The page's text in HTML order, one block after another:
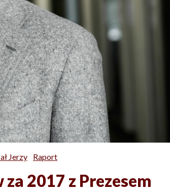
Jerzy Raport
2017 z Prezesem